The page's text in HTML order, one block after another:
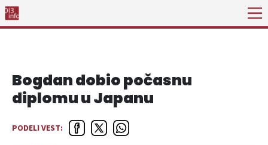
Bogdan dobio počasnu
diplomu u Japanu
PODELI VEST: